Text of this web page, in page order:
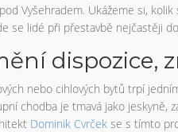
Vyšehradem. Ukážeme si,
se lidé při přestavbě nejčastěji
dispozice,
nebo cihlových bytů trpí
chodba je tmavá jako
Dominik Cvrček se s tímto